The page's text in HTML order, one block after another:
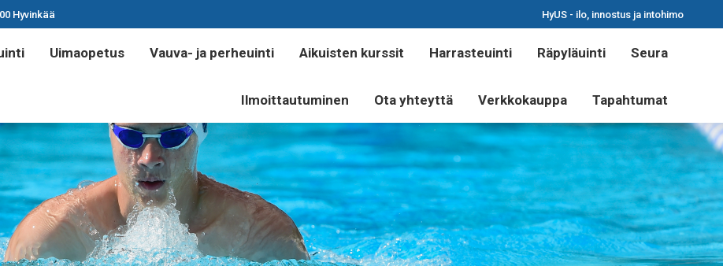
Hyvinkää HyUS - ilo, innostus ja intohimo
Uimaopetus Vauva- ja perheuinti Aikuisten kurssit Harrasteuinti Räpyläuinti Seura
Ilmoittautuminen Ota yhteyttä Verkkokauppa Tapahtumat